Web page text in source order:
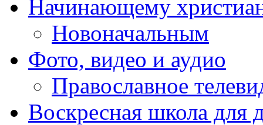
Начинающему
Новоначальным
Фото, видео и аудио
Православное
Воскресная школа для